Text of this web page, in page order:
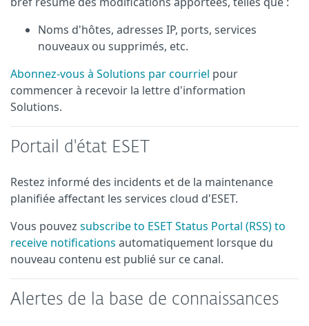
Noms d'hôtes, adresses IP, ports, services
nouveaux ou supprimés, etc.
Abonnez-vous à Solutions par courriel pour
commencer à recevoir la lettre d'information
Solutions.
Portail d'état ESET
Restez informé des incidents et de la maintenance
planifiée affectant les services cloud d'ESET.
Vous pouvez subscribe to ESET Status Portal (RSS) to
receive notifications automatiquement lorsque du
nouveau contenu est publié sur ce canal.
Alertes de la base de connaissances